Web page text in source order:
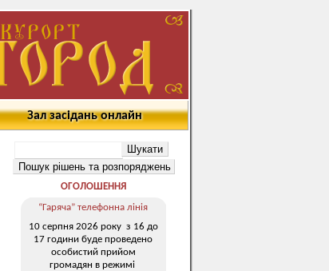
Зал засідань онлайн
ОГОЛОШЕННЯ
“Гаряча” телефонна лінія
10 серпня 2026 року з 16 до
17 години буде проведено
особистий прийом
громадян в режимі